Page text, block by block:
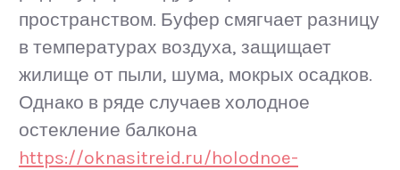
пространством. Буфер смягчает разницу
в температурах воздуха, защищает
жилище от пыли, шума, мокрых осадков.
Однако в ряде случаев холодное
остекление балкона
https://oknasitreid.ru/holodnoe-